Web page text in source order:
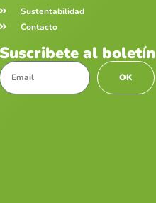
Sustentabilidad
Contacto
Suscribete al boletín
OK